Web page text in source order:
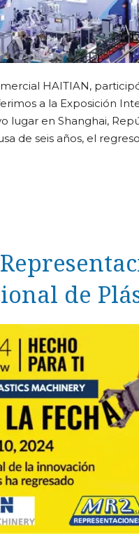
HAITIAN,
a la Exposición
lugar en Shanghai,
de seis años, el
de